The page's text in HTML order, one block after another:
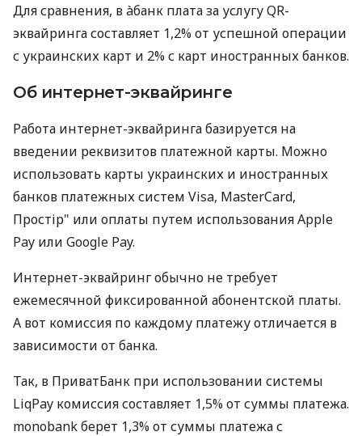
Для сравнения, в àбанк плата за услугу QR-
эквайринга составляет 1,2% от успешной операции
с украинских карт и 2% с карт иностранных банков.
Об интернет-эквайринге
Работа интернет-эквайринга базируется на
введении реквизитов платежной карты. Можно
использовать карты украинских и иностранных
банков платежных систем Visa, MasterCard,
Простір" или оплаты путем использования Apple
Pay или Google Pay.
Интернет-эквайринг обычно не требует
ежемесячной фиксированной абонентской платы.
А вот комиссия по каждому платежу отличается в
зависимости от банка.
Так, в ПриватБанк при использовании системы
LiqPay комиссия составляет 1,5% от суммы платежа.
monobank берет 1,3% от суммы платежа с